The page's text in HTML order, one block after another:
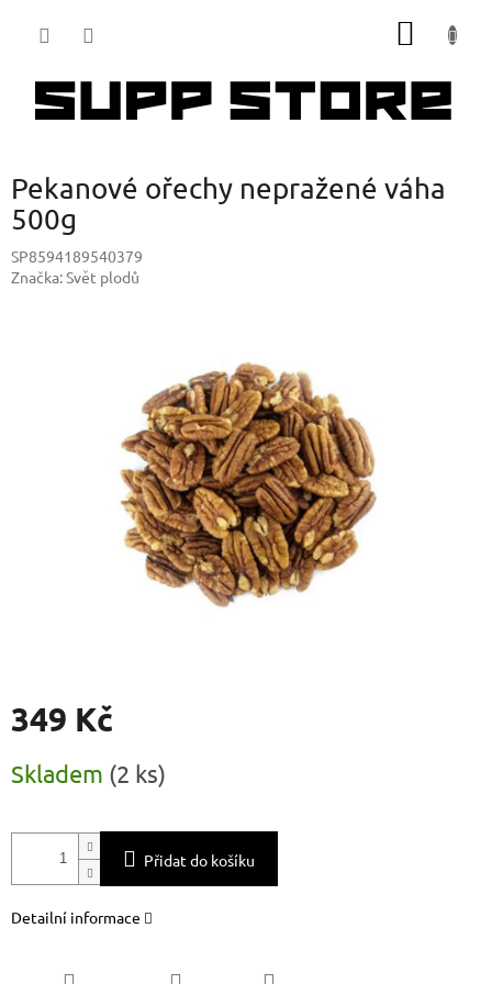
Pekanové ořechy nepražené váha
500g
SP8594189540379
Značka:Svět plodů
349 Kč
cena:
Skladem (2 ks)
Přidat do košíku
Detailní informace